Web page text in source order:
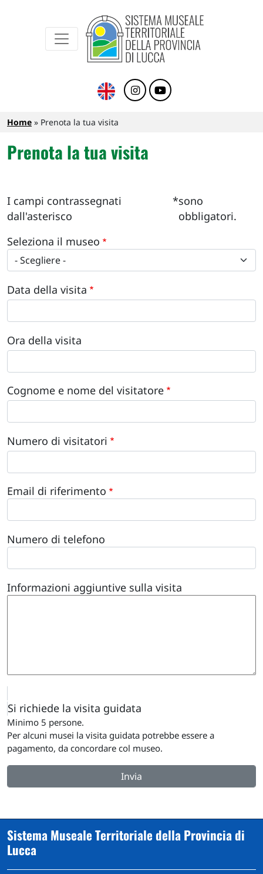
Sistema Museale Territoriale della
Briciole di pane
Home Prenota la tua visita
Prenota la tua visita
I campi contrassegnati
dall'asterisco
*sono
obbligatori.
Seleziona il museo
Data della visita
Ora della visita
Cognome e nome del visitatore
Numero di visitatori
Email di riferimento
Numero di telefono
Informazioni aggiuntive sulla visita
Si richiede la visita guidata
Minimo 5 persone.
Per alcuni musei la visita guidata potrebbe essere a
pagamento, da concordare col museo.
Sistema Museale Territoriale della Provincia di
Lucca